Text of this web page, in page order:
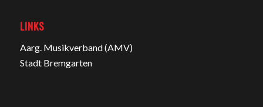
LINKS
Aarg. Musikverband (AMV)
Stadt Bremgarten